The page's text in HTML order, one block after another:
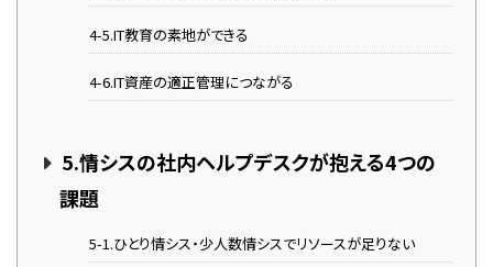
4-5.IT教育の素地ができる
4-6.IT資産の適正管理につながる
5.情シスの社内ヘルプデスクが抱える4つの
課題
5-1.ひとり情シス・少人数情シスでリソースが足りない